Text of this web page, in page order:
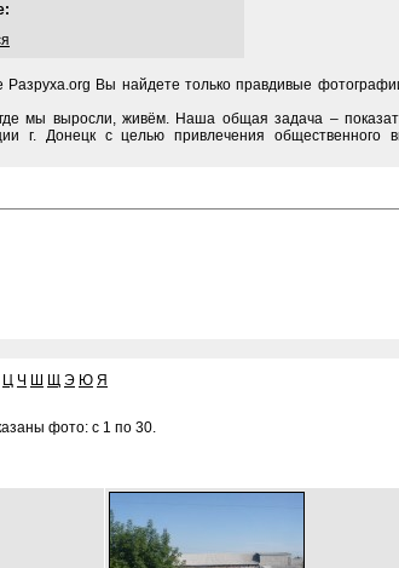
Разруха.org Вы найдете только правдивые
мы выросли, живём. Наша общая задача –
г. Донецк с целью привлечения общественного
Ц Ч Ш Щ Э Ю Я
фото: с 1 по 30.